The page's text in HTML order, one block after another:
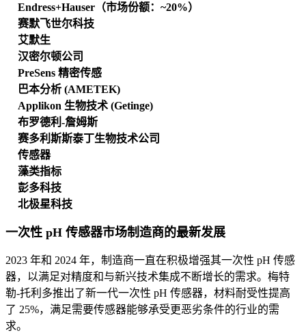
Endress+Hauser（市场份额：~20%）
赛默飞世尔科技
艾默生
汉密尔顿公司
PreSens 精密传感
巴本分析 (AMETEK)
Applikon 生物技术 (Getinge)
布罗德利-詹姆斯
赛多利斯斯泰丁生物技术公司
传感器
藻类指标
彭多科技
北极星科技
一次性 pH 传感器市场制造商的最新发展
2023 年和 2024 年，制造商一直在积极增强其一次性 pH 传感
器，以满足对精度和与新兴技术集成不断增长的需求。梅特
勒-托利多推出了新一代一次性 pH 传感器，材料耐受性提高
了 25%，满足需要传感器能够承受更恶劣条件的行业的需
求。